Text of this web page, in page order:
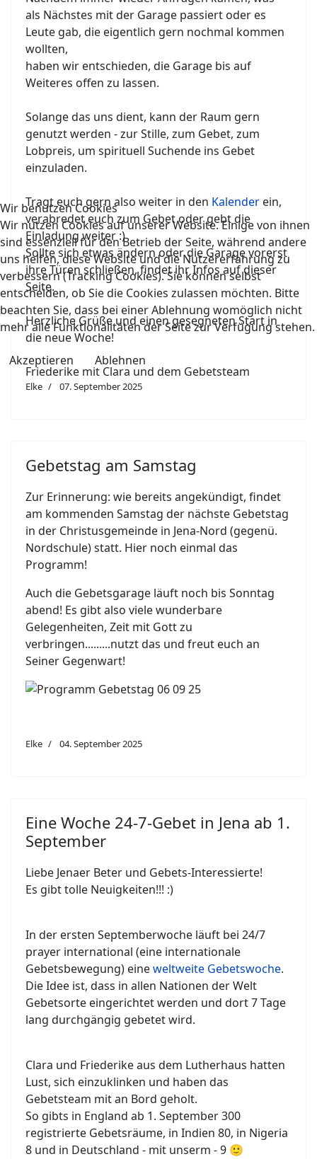
als Nächstes mit der Garage passiert oder es
Leute gab, die eigentlich gern nochmal kommen
wollten,
haben wir entschieden, die Garage bis auf
Weiteres offen zu lassen.
Solange das uns dient, kann der Raum gern
genutzt werden - zur Stille, zum Gebet, zum
Lobpreis, um spirituell Suchende ins Gebet
einzuladen.
Tragt euch gern also weiter in den Kalender ein,
verabredet euch zum Gebet oder gebt die
Einladung weiter :)
Sollte sich etwas ändern oder die Garage vorerst
ihre Türen schließen, findet ihr Infos auf dieser
Seite.
Herzliche Grüße und einen gesegneten Start in
die neue Woche!
Friederike mit Clara und dem Gebetsteam
Elke 07. September 2025
Gebetstag am Samstag
Zur Erinnerung: wie bereits angekündigt, findet
am kommenden Samstag der nächste Gebetstag
in der Christusgemeinde in Jena-Nord (gegenü.
Nordschule) statt. Hier noch einmal das
Programm!
Auch die Gebetsgarage läuft noch bis Sonntag
abend! Es gibt also viele wunderbare
Gelegenheiten, Zeit mit Gott zu
verbringen.........nutzt das und freut euch an
Seiner Gegenwart!
Elke 04. September 2025
Eine Woche 24-7-Gebet in Jena ab 1.
September
Liebe Jenaer Beter und Gebets-Interessierte!
Es gibt tolle Neuigkeiten!!! :)
In der ersten Septemberwoche läuft bei 24/7
prayer international (eine internationale
Gebetsbewegung) eineweltweite Gebetswoche.
Die Idee ist, dass in allen Nationen der Welt
Gebetsorte eingerichtet werden und dort 7 Tage
lang durchgängig gebetet wird.
Clara und Friederike aus dem Lutherhaus hatten
Lust, sich einzuklinken und haben das
Gebetsteam mit an Bord geholt.
So gibts in England ab 1. September 300
registrierte Gebetsräume, in Indien 80, in Nigeria
8 und in Deutschland - mit unserm - 9 🙂
Wir benutzen Cookies
Wir nutzen Cookies auf unserer Website. Einige von ihnen
sind essenziell für den Betrieb der Seite, während andere
uns helfen, diese Website und die Nutzererfahrung zu
verbessern (Tracking Cookies). Sie können selbst
entscheiden, ob Sie die Cookies zulassen möchten. Bitte
beachten Sie, dass bei einer Ablehnung womöglich nicht
mehr alle Funktionalitäten der Seite zur Verfügung stehen.
Akzeptieren Ablehnen